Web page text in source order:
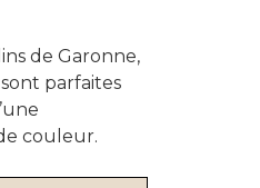
de Garonne,
parfaites
couleur.